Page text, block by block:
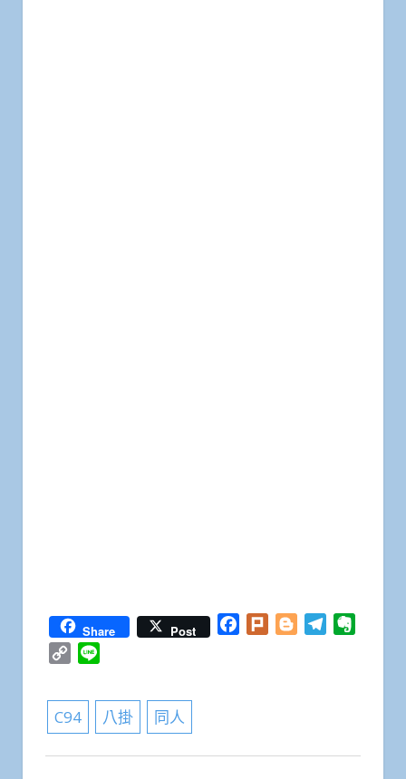
Share Post Facebook
Plurk BloggerTelegram
Copy
C94 八掛 同人